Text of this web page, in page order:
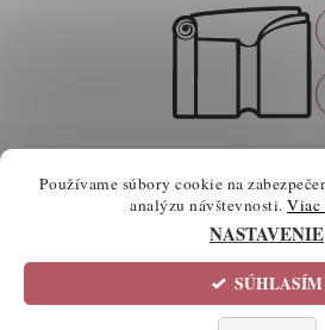
atelierknihy.sk, všetky
Informácie o súboroch
Používame súbory cookie na
analýzu návštevnosti. Viac
NASTAVENIE
SÚHLASÍM